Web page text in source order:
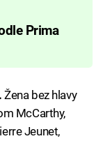
Prima
Žena bez hlavy
McCarthy,
Jeunet,